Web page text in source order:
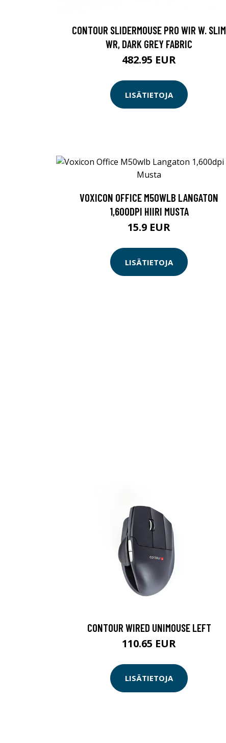
CONTOUR SLIDERMOUSE PRO WIR W. SLIM
WR, DARK GREY FABRIC
482.95 EUR
LISÄTIETOJA
VOXICON OFFICE M50WLB LANGATON
1,600DPI HIIRI MUSTA
15.9 EUR
LISÄTIETOJA
CONTOUR WIRED UNIMOUSE LEFT
110.65 EUR
LISÄTIETOJA